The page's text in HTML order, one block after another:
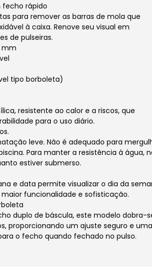
fecho rápido
para remover as barras de mola que
à caixa. Renove seu visual em
de pulseiras.
mm
tipo borboleta)
resistente ao calor e a riscos, que
para o uso diário.
leve. Não é adequado para
Para manter a resistência à água,
estiver submerso.
e data permite visualizar o dia da
funcionalidade e sofisticação.
duplo de báscula, este modelo dobra-
proporcionando um ajuste seguro e uma
o fecho quando fechado no pulso.